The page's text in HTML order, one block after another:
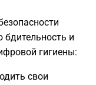
и
гигиены:
свои